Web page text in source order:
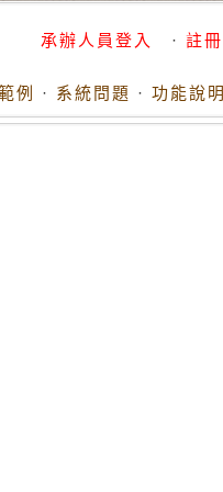
承辦人員登入 · 註冊
例 · 系統問題 · 功能說明